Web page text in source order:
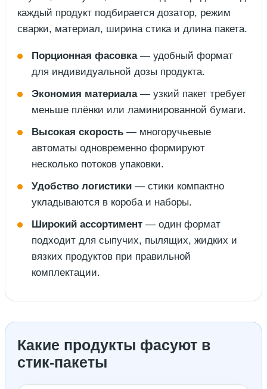
каждый продукт подбирается дозатор, режим
сварки, материал, ширина стика и длина пакета.
Порционная фасовка— удобный формат
для индивидуальной дозы продукта.
Экономия материала— узкий пакет требует
меньше плёнки или ламинированной бумаги.
Высокая скорость — многоручьевые
автоматы одновременно формируют
несколько потоков упаковки.
Удобство логистики — стики компактно
укладываются в короба и наборы.
Широкий ассортимент — один формат
подходит для сыпучих, пылящих, жидких и
вязких продуктов при правильной
комплектации.
Какие продукты фасуют в
стик-пакеты